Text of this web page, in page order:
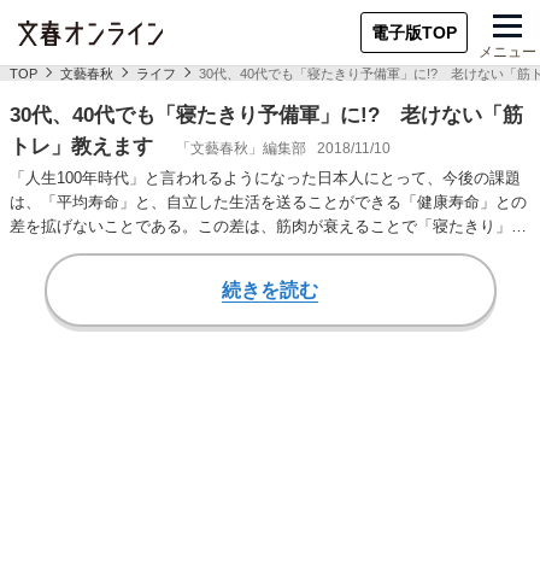
電子版TOP
メニュー
TOP 文藝春秋 ライフ 30代、40代でも「寝たきり予備軍」に!? 老けない「筋
30代、40代でも「寝たきり予備軍」に!? 老けない「筋
トレ」教えます
「文藝春秋」編集部 2018/11/10
「人生100年時代」と言われるようになった日本人にとって、今後の課題
は、「平均寿命」と、自立した生活を送ることができる「健康寿命」との
差を拡げないことである。この差は、筋肉が衰えることで「寝たきり」や
要介護の状態で過…
続きを読む